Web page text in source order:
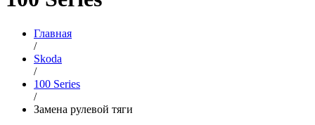
Главная
/
Skoda
/
100 Series
/
Замена рулевой тяги